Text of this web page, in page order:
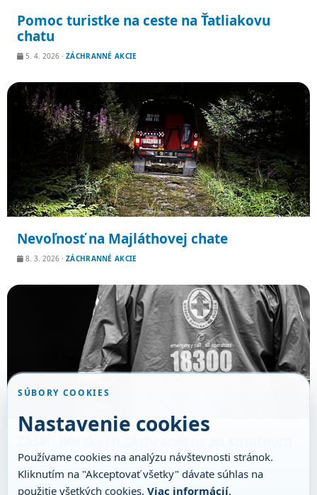
Pomoc turistke na ceste na Ťatliakovu
chatu
5. 4. 2026 · ZÁCHRANNÉ AKCIE
Nevoľnosť na Majláthovej chate
8. 3. 2026 · ZÁCHRANNÉ AKCIE
koncom
25. 1. 2026 ZÁCHRANNÉ AKCIE
SÚBORY COOKIES
Nastavenie cookies
Používame cookies na analýzu návštevnosti stránok.
Kliknutím na "Akceptovať všetky" dávate súhlas na
použitie všetkých cookies. Viac informácií.